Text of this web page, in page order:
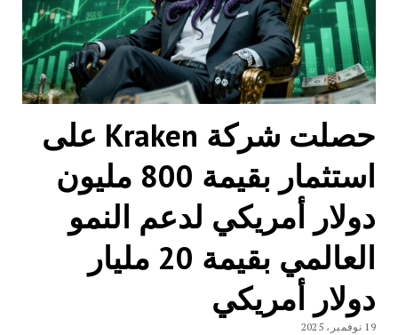
حصلت شركة Kraken على
استثمار بقيمة 800 مليون
دولار أمريكي لدعم النمو
العالمي بقيمة 20 مليار
دولار أمريكي
19 نوفمبر، 2025